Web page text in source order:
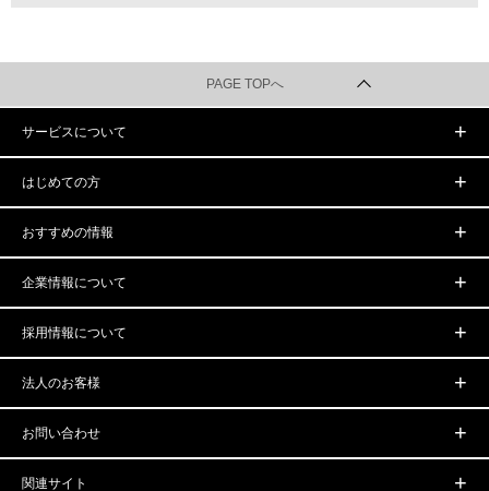
PAGE TOPへ
サービスについて
はじめての方
おすすめの情報
企業情報について
採用情報について
法人のお客様
お問い合わせ
関連サイト